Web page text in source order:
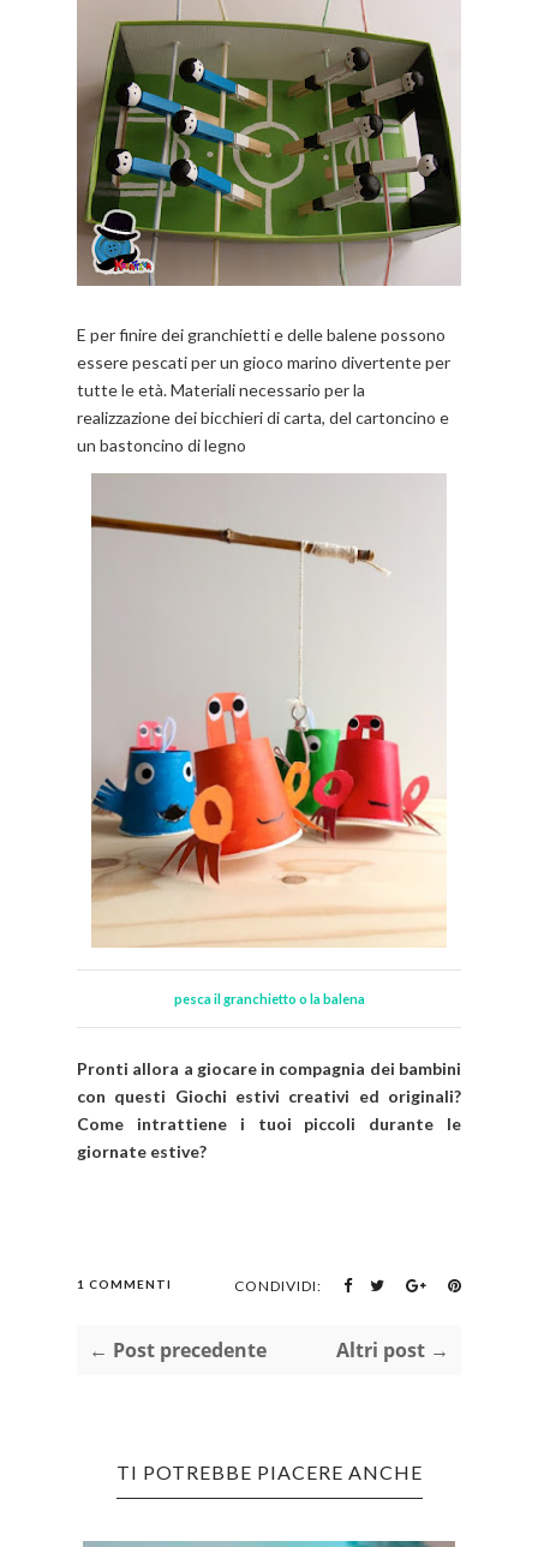
E per finire dei granchietti e delle balene possono
essere pescati per un gioco marino divertente per
tutte le età. Materiali necessario per la
realizzazione dei bicchieri di carta, del cartoncino e
un bastoncino di legno
pesca il granchietto o la balena
Pronti allora a giocare in compagnia dei bambini
con questi Giochi estivi creativi ed originali?
Come intrattiene i tuoi piccoli durante le
giornate estive?
1 COMMENTI CONDIVIDI:
← Post precedente Altri post →
TI POTREBBE PIACERE ANCHE